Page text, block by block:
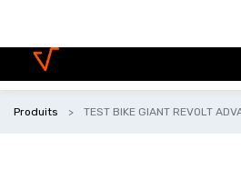
Produits TEST BIKE GIANT REVOLT